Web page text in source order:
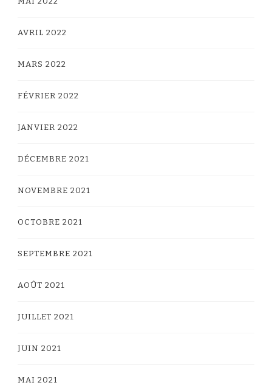
AVRIL 2022
MARS 2022
FÉVRIER 2022
JANVIER 2022
DÉCEMBRE 2021
NOVEMBRE 2021
OCTOBRE 2021
SEPTEMBRE 2021
AOÛT 2021
JUILLET 2021
JUIN 2021
MAI 2021